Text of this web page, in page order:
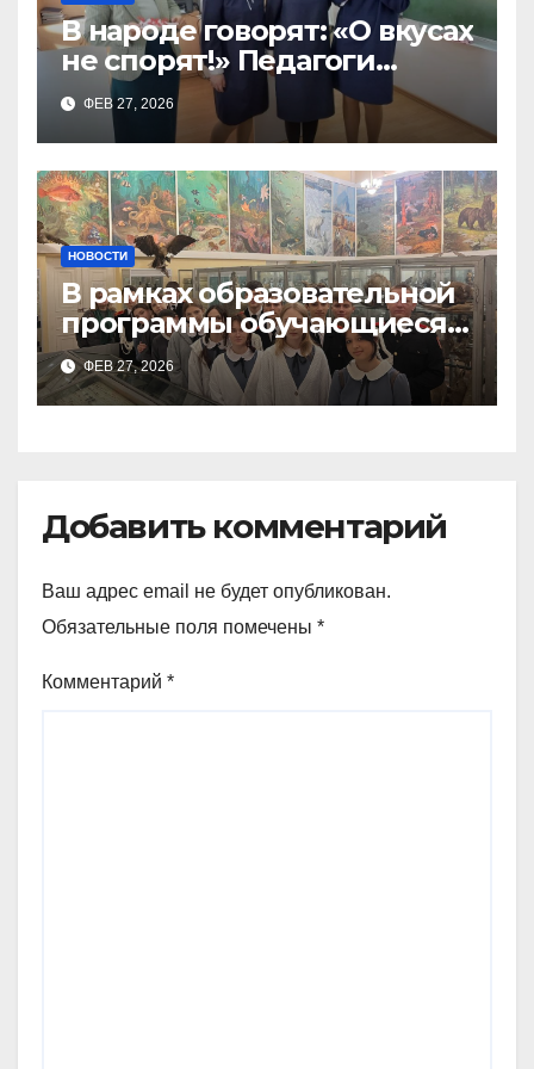
В народе говорят: «О вкусах
не спорят!» Педагоги
поварского отделения
Тимченко О.О.
ФЕВ 27, 2026
НОВОСТИ
В рамках образовательной
программы обучающиеся
9а,8,9б классов посетили
зоологический музей и
ФЕВ 27, 2026
Добавить комментарий
Ваш адрес email не будет опубликован.
Обязательные поля помечены *
Комментарий *